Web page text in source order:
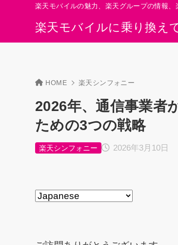
楽天モバイルに乗り換え
楽天モバイルの魅力、楽天グループの情報
HOME 楽天シンフォニー
2026年、通信事業者
ための3つの戦略
2026年3月10日
楽天シンフォニー